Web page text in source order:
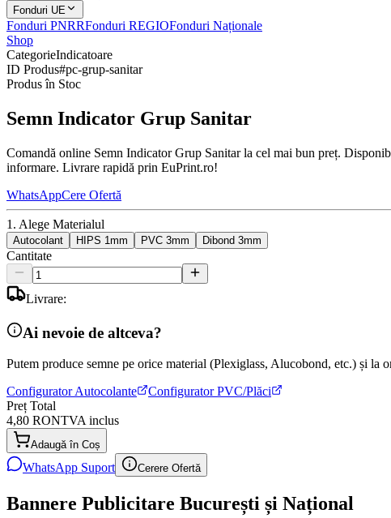
Fonduri UE
Fonduri PNRRFonduri REGIOFonduri Naționale
Shop
CategorieIndicatoare
ID Produs#pc-grup-sanitar
Produs în Stoc
Semn Indicator Grup Sanitar
Comandă online Semn Indicator Grup Sanitar la cel mai bun preț.
informare. Livrare rapidă prin EuPrint.ro!
WhatsAppCere Ofertă
1. Alege Materialul
Autocolant HIPS 1mm PVC 3mm Dibond 3mm
Cantitate
Livrare:
Ai nevoie de altceva?
Putem produce semne pe orice material (Plexiglass, Alucobond, etc.) și la
Configurator Autocolante
Configurator PVC/Plăci
Preț Total
4,80 RONTVA inclus
Adaugă în Coș
WhatsApp Suport Cerere Ofertă
Bannere Publicitare București și Național